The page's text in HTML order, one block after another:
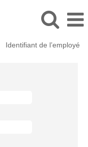
Identifiant de l’employé